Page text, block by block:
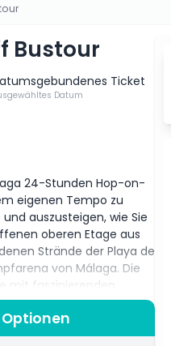
Bustour
Ticket
Datum
24-Stunden Hop-on-
eigenen Tempo zu
auszusteigen, wie Sie
oberen Etage aus
Strände der Playa de
von Málaga. Die
faszinierenden
die Kathedrale von
an beeindruckenden
Málaga, das Centro